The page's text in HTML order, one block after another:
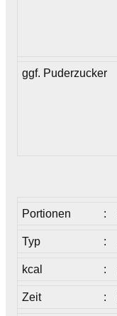
ggf. Puderzucker
Portionen :
Typ :
kcal :
Zeit :